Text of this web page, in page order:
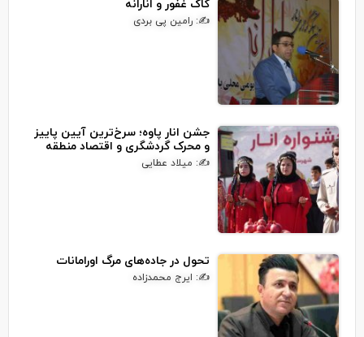
کاک غفور و انارانه
✍: رامین پی بردی
جشن انار پاوه؛ سرخ‌ترین آیین پاییز
و محرک گردشگری و اقتصاد منطقه
✍: میلاد عطایی
تحول در جاده‌های مرگ اورامانات
✍: ایرج محمدزاده